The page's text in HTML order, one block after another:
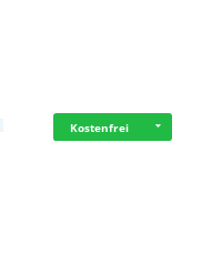
Kostenfrei